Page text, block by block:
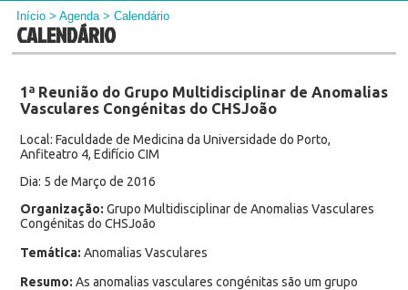
Início >Agenda> Calendário
CALENDÁRIO
1ª Reunião do Grupo Multidisciplinar de Anomalias
Vasculares Congénitas do CHSJoão
Local: Faculdade de Medicina da Universidade do Porto,
Anfiteatro 4, Edifício CIM
Dia: 5 de Março de 2016
Organização: Grupo Multidisciplinar de Anomalias Vasculares
Congénitas do CHSJoão
Temática: Anomalias Vasculares
Resumo: As anomalias vasculares congénitas são um grupo